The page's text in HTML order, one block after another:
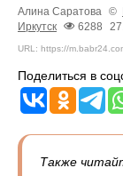
Алина Саратова ©
Иркутск
6288
URL: https://
Поделиться в
Также